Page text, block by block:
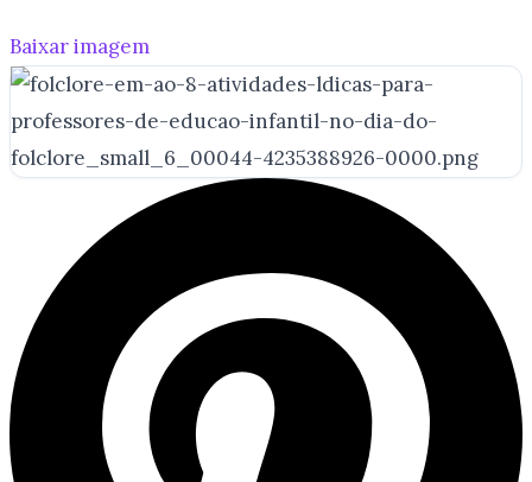
Baixar imagem